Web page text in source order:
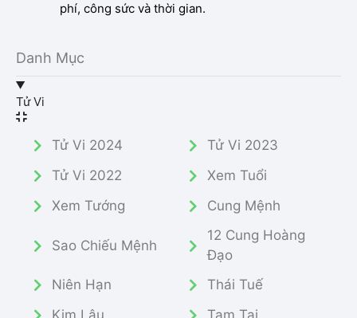
phí, công sức và thời gian.
Danh Mục
Tử Vi
Tử Vi 2024
Tử Vi 2023
Tử Vi 2022
Xem Tuổi
Xem Tướng
Cung Mệnh
Sao Chiếu Mệnh
12 Cung Hoàng
Đạo
Niên Hạn
Thái Tuế